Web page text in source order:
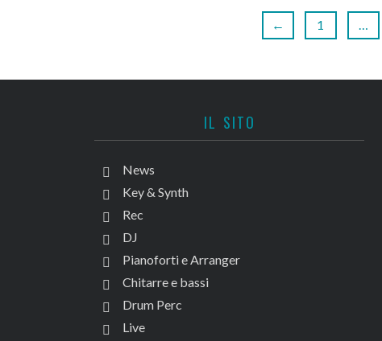
← 1
IL SITO
News
Key & Synth
Rec
DJ
Pianoforti e Arranger
Chitarre e bassi
Drum Perc
Live